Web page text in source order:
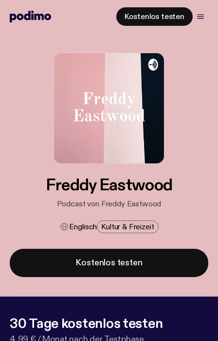
Kostenlos testen
Freddy Eastwood
Podcast von Freddy Eastwood
Englisch Kultur & Freizeit
Kostenlos testen
30 Tage kostenlos testen